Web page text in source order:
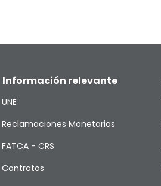
Información relevante
UNE
Reclamaciones Monetarias
FATCA - CRS
Contratos